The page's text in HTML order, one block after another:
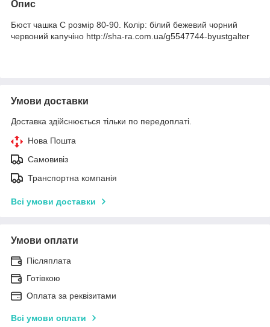
Опис
Бюст чашка С розмір 80-90. Колір: білий бежевий чорний
червоний капучіно http://sha-ra.com.ua/g5547744-byustgalter
Умови доставки
Доставка здійснюється тільки по передоплаті.
Нова Пошта
Самовивіз
Транспортна компанія
Всі умови доставки
Умови оплати
Післяплата
Готівкою
Оплата за реквізитами
Всі умови оплати